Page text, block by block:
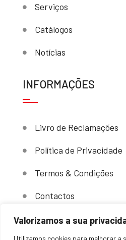
Valorizamos a sua
Utilizamos cookies para melhorar a
Serviços
Catálogos
Notícias
INFORMAÇÕES
Livro de Reclamações
Política de Privacidade
Termos & Condições
Contactos